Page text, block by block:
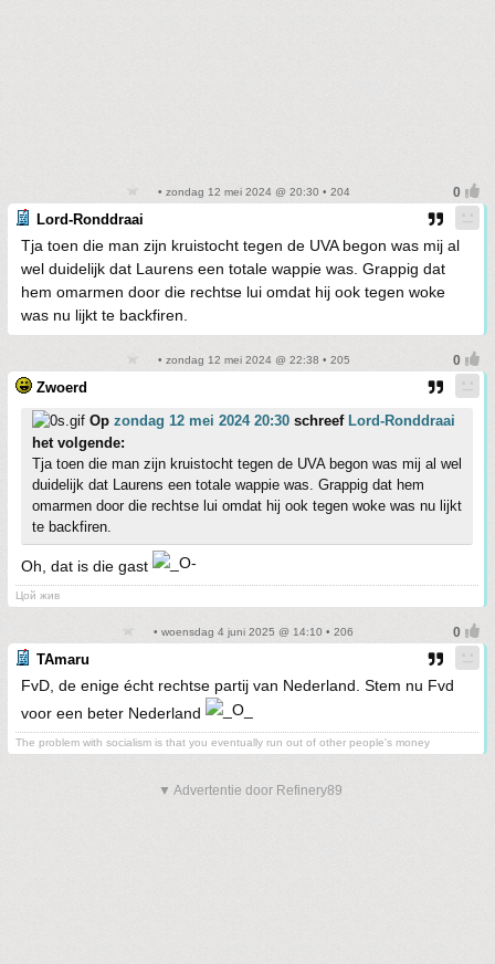
• zondag 12 mei 2024 @ 20:30 • 204
Lord-Ronddraai
Tja toen die man zijn kruistocht tegen de UVA begon was mij al
wel duidelijk dat Laurens een totale wappie was. Grappig dat
hem omarmen door die rechtse lui omdat hij ook tegen woke
was nu lijkt te backfiren.
• zondag 12 mei 2024 @ 22:38 • 205
Zwoerd
Op zondag 12 mei 2024 20:30 schreef Lord-Ronddraai
het volgende:
Tja toen die man zijn kruistocht tegen de UVA begon was mij al wel
duidelijk dat Laurens een totale wappie was. Grappig dat hem
omarmen door die rechtse lui omdat hij ook tegen woke was nu lijkt
te backfiren.
Oh, dat is die gast
Цой жив
• woensdag 4 juni 2025 @ 14:10 • 206
TAmaru
FvD, de enige écht rechtse partij van Nederland. Stem nu Fvd
voor een beter Nederland
The problem with socialism is that you eventually run out of other people's money
▼ Advertentie door Refinery89